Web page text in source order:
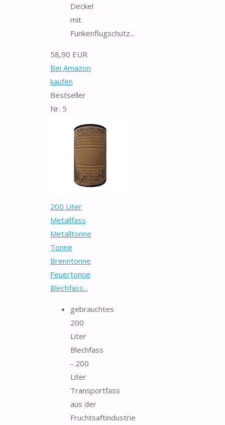
Deckel
mit
Funkenflugschutz...
58,90 EUR
Bei Amazon
kaufen
Bestseller
Nr. 5
200 Liter
Metallfass
Metalltonne
Tonne
Brenntonne
Feuertonne
Blechfass...
gebrauchtes
200
Liter
Blechfass
- 200
Liter
Transportfass
aus der
Fruchtsaftindustrie